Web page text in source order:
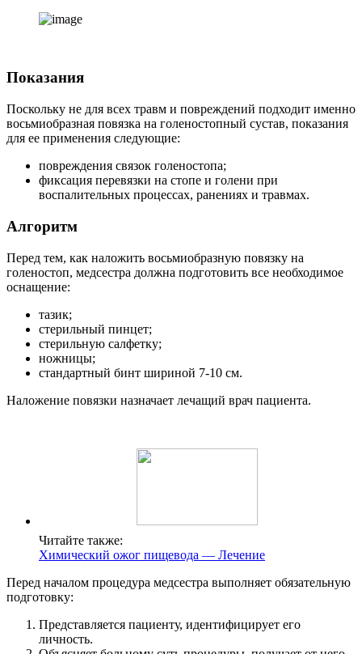
Показания
Поскольку не для всех травм и повреждений подходит именно
восьмиобразная повязка на голеностопный сустав, показания
для ее применения следующие:
повреждения связок голеностопа;
фиксация перевязки на стопе и голени при
воспалительных процессах, ранениях и травмах.
Алгоритм
Перед тем, как наложить восьмиобразную повязку на
голеностоп, медсестра должна подготовить все необходимое
оснащение:
тазик;
стерильный пинцет;
стерильную салфетку;
ножницы;
стандартный бинт шириной 7-10 см.
Наложение повязки назначает лечащий врач пациента.
Читайте также:
Химический ожог пищевода — Лечение
Перед началом процедура медсестра выполняет обязательную
подготовку:
Представляется пациенту, идентифицирует его
личность.